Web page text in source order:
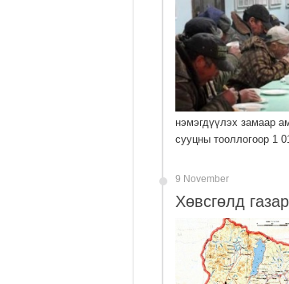
нэмэгдүүлэх замаар
сууцны тооллогоор 1
9 November
Хөвсгөлд